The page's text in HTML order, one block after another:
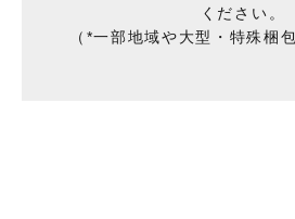
ください。
（*一部地域や大型・特殊梱